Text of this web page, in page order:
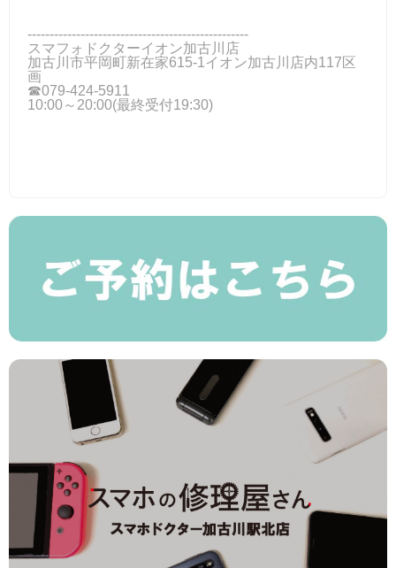
--------------------------------------------------
スマフォドクターイオン加古川店
加古川市平岡町新在家615-1イオン加古川店内117区
画
☎079-424-5911
10:00～20:00(最終受付19:30)